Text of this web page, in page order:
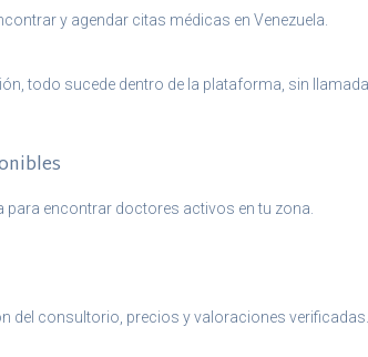
y agendar citas médicas en Venezuela.
todo sucede dentro de la plataforma, sin
encontrar doctores activos en tu zona.
del consultorio, precios y valoraciones verificadas.